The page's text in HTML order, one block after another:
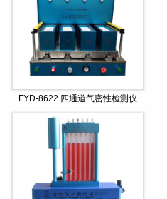
FYD-8622 四通道气密性检测仪